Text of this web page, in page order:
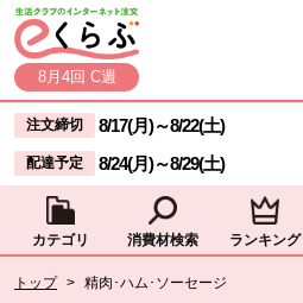
ページの先頭です。
本文へジャンプする。
8月4回 C週
ここからサイト内共通メニューです。
サイト内共通メニューをスキップする
注文締切 8/17(月)～8/22(土)
配達予定 8/24(月)～8/29(土)
カテゴリ 消費材検索 ランキング
トップ > 精肉･ハム･ソーセージ